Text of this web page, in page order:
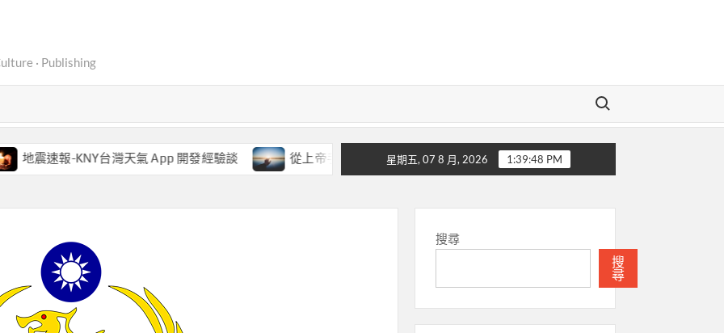
· Publishing
Search for:
報-KNY台灣天氣 App 開發經驗談 從上帝手中搶時間：地震速報 EEW (強震即時警報)
星期五, 07 8 月, 2026 1:39:49 PM
搜尋
搜
尋